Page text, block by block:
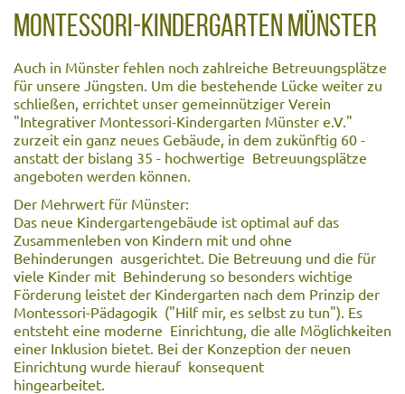
MONTESSORI-KINDERGARTEN MÜNSTER
Auch in Münster fehlen noch zahlreiche Betreuungsplätze
für unsere Jüngsten. Um die bestehende Lücke weiter zu
schließen, errichtet unser gemeinnütziger Verein
"Integrativer Montessori-Kindergarten Münster e.V."
zurzeit ein ganz neues Gebäude, in dem zukünftig 60 -
anstatt der bislang 35 - hochwertige Betreuungsplätze
angeboten werden können.
Der Mehrwert für Münster:
Das neue Kindergartengebäude ist optimal auf das
Zusammenleben von Kindern mit und ohne
Behinderungen ausgerichtet. Die Betreuung und die für
viele Kinder mit Behinderung so besonders wichtige
Förderung leistet der Kindergarten nach dem Prinzip der
Montessori-Pädagogik ("Hilf mir, es selbst zu tun"). Es
entsteht eine moderne Einrichtung, die alle Möglichkeiten
einer Inklusion bietet. Bei der Konzeption der neuen
Einrichtung wurde hierauf konsequent
hingearbeitet.